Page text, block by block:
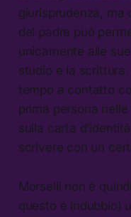
giurisprudenza, ma
del padre può
unicamente alle
studio e la
tempo a contatto
prima persona
sulla carta
scrivere con un
Morselli non è
questo è indubbio)